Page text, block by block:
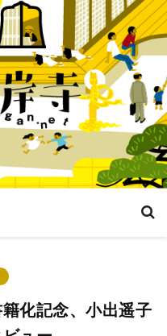
籍化記念、小出遥子